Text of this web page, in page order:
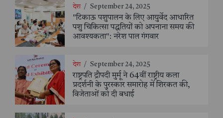
देश / September 24, 2025
"टिकाऊ पशुपालन के लिए आयुर्वेद आधारित
पशु चिकित्सा पद्धतियों को अपनाना समय की
आवश्यकता": नरेश पाल गंगवार
देश / September 24, 2025
राष्ट्रपति द्रौपदी मुर्मू ने 64वीं राष्ट्रीय कला
प्रदर्शनी के पुरस्कार समारोह में शिरकत की,
विजेताओं को दी बधाई